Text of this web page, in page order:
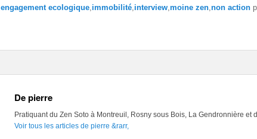
engagement ecologique immobilité interview moine zen non action
De pierre
Pratiquant du Zen Soto à Montreuil, Rosny sous Bois, La Gendronnière et
Voir tous les articles de pierre &rarr,